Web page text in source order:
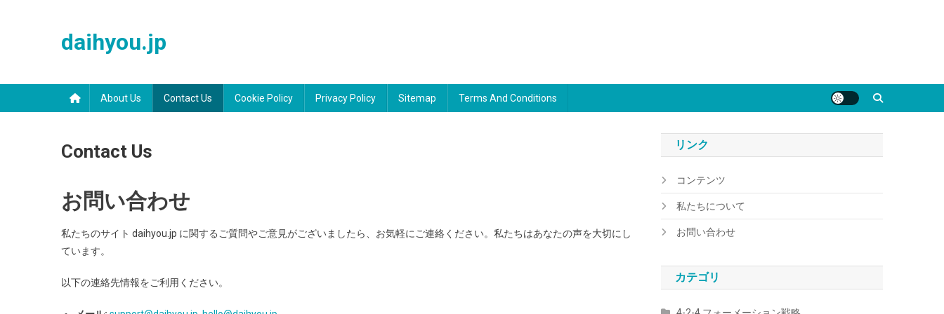
daihyou.jp
About Us Contact Us Cookie Policy Privacy Policy Sitemap Terms And Conditions
Contact Us
お問い合わせ
私たちのサイト daihyou.jp に関するご質問やご意見がございましたら、お気軽にご連絡ください。私たちはあなたの声を大切にし
ています。
以下の連絡先情報をご利用ください。
リンク
コンテンツ
私たちについて
お問い合わせ
カテゴリ